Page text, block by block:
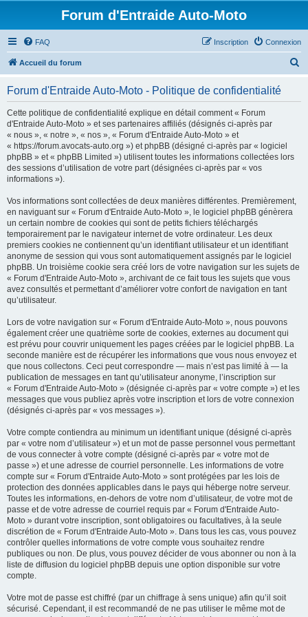
Forum d'Entraide Auto-Moto
FAQ Connexion
Inscription
Accueil du forum
Forum d'Entraide Auto-Moto - Politique de confidentialité
Cette politique de confidentialité explique en détail comment « Forum
d'Entraide Auto-Moto » et ses partenaires affiliés (désignés ci-après par
« nous », « notre », « nos », « Forum d'Entraide Auto-Moto » et
« https://forum.avocats-auto.org ») et phpBB (désigné ci-après par « logiciel
phpBB » et « phpBB Limited ») utilisent toutes les informations collectées lors
des sessions d’utilisation de votre part (désignées ci-après par « vos
informations »).
Vos informations sont collectées de deux manières différentes. Premièrement,
en naviguant sur « Forum d'Entraide Auto-Moto », le logiciel phpBB génèrera
un certain nombre de cookies qui sont de petits fichiers téléchargés
temporairement par le navigateur internet de votre ordinateur. Les deux
premiers cookies ne contiennent qu’un identifiant utilisateur et un identifiant
anonyme de session qui vous sont automatiquement assignés par le logiciel
phpBB. Un troisième cookie sera créé lors de votre navigation sur les sujets de
« Forum d'Entraide Auto-Moto », archivant de ce fait tous les sujets que vous
avez consultés et permettant d’améliorer votre confort de navigation en tant
qu’utilisateur.
Lors de votre navigation sur « Forum d'Entraide Auto-Moto », nous pouvons
également créer une quatrième sorte de cookies, externes au document qui
est prévu pour couvrir uniquement les pages créées par le logiciel phpBB. La
seconde manière est de récupérer les informations que vous nous envoyez et
que nous collectons. Ceci peut correspondre — mais n’est pas limité à — la
publication de messages en tant qu’utilisateur anonyme, l’inscription sur
« Forum d'Entraide Auto-Moto » (désignée ci-après par « votre compte ») et les
messages que vous publiez après votre inscription et lors de votre connexion
(désignés ci-après par « vos messages »).
Votre compte contiendra au minimum un identifiant unique (désigné ci-après
par « votre nom d’utilisateur ») et un mot de passe personnel vous permettant
de vous connecter à votre compte (désigné ci-après par « votre mot de
passe ») et une adresse de courriel personnelle. Les informations de votre
compte sur « Forum d'Entraide Auto-Moto » sont protégées par les lois de
protection des données applicables dans le pays qui héberge notre serveur.
Toutes les informations, en-dehors de votre nom d’utilisateur, de votre mot de
passe et de votre adresse de courriel requis par « Forum d'Entraide Auto-
Moto » durant votre inscription, sont obligatoires ou facultatives, à la seule
discrétion de « Forum d'Entraide Auto-Moto ». Dans tous les cas, vous pouvez
contrôler quelles informations de votre compte vous souhaitez rendre
publiques ou non. De plus, vous pouvez décider de vous abonner ou non à la
liste de diffusion du logiciel phpBB depuis une option disponible sur votre
compte.
Votre mot de passe est chiffré (par un chiffrage à sens unique) afin qu’il soit
sécurisé. Cependant, il est recommandé de ne pas utiliser le même mot de